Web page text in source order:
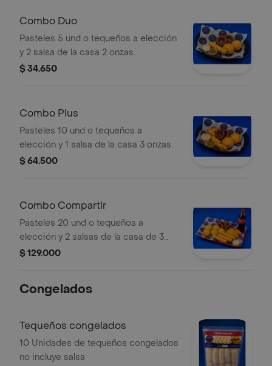
Combo Duo
Pasteles 5 und o tequeños a elección
y 2 salsa de la casa 2 onzas.
$ 34.650
Combo Plus
Pasteles 10 und o tequeños a
elección y 1 salsa de la casa 3 onzas.
$ 64.500
Combo Compartir
Pasteles 20 und o tequeños a
elección y 2 salsas de la casa de 3
onzas y una Coca Cola 1.5 Litros
$ 129.000
Congelados
Tequeños congelados
10 Unidades de tequeños congelados
no incluye salsa